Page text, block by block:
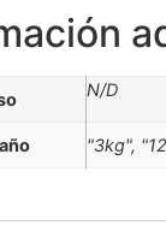
N/D
"3kg",